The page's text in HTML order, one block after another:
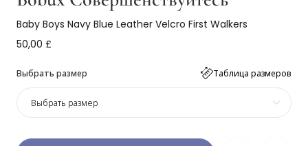
Baby Boys Navy Blue Leather Velcro First Walkers
50,00 £
Выбрать размер Таблица размеров
Выбрать размер